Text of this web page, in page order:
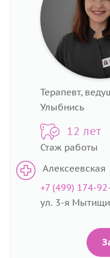
Терапевт,
Улыбнись
12 лет
Стаж работы
Алексеевская
+7 (499) 174-
ул. 3-я